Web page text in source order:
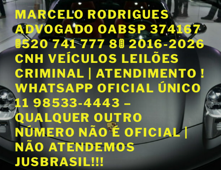
P
u
a
r
r
a
o
c
o
n
t
MARCELO RODRIGUES
ADVOGADO OABSP 374167
🚦520 741 777 8🚦 2016-2026
CNH VEÍCULOS LEILÕES
CRIMINAL | ATENDIMENTO !
WHATSAPP OFICIAL ÚNICO
11 98533-4443 –
QUALQUER OUTRO
NÚMERO NÃO É OFICIAL |
NÃO ATENDEMOS
JUSBRASIL!!!